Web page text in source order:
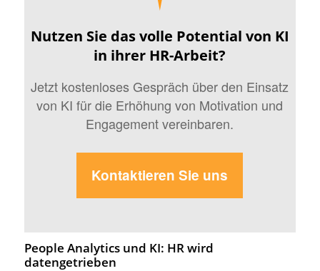
Nutzen Sie das volle Potential von KI
in ihrer HR-Arbeit?
Jetzt kostenloses Gespräch über den Einsatz
von KI für die Erhöhung von Motivation und
Engagement vereinbaren.
Kontaktieren Sie uns
People Analytics und KI: HR wird
datengetrieben